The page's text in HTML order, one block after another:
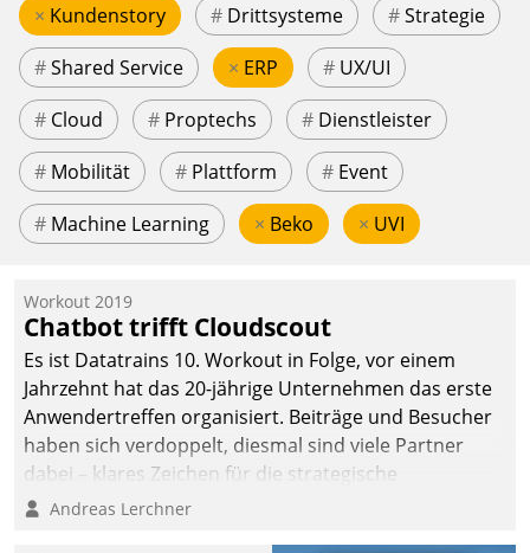
× Kundenstory # Drittsysteme #Strategie
#Shared Service × ERP # UX/UI
# Cloud # Proptechs # Dienstleister
# Mobilität # Plattform # Event
# Machine Learning × Beko × UVI
Workout 2019
Chatbot trifft Cloudscout
Es ist Datatrains 10. Workout in Folge, vor einem
Jahrzehnt hat das 20-jährige Unternehmen das erste
Anwendertreffen organisiert. Beiträge und Besucher
haben sich verdoppelt, diesmal sind viele Partner
dabei – klares Zeichen für die strategische
Fokussierung auf den Kunden.
Andreas Lerchner